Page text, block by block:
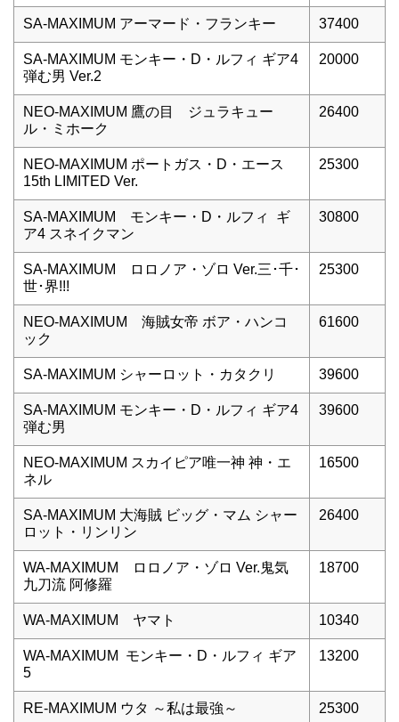
SA-MAXIMUM アーマード・フランキー 37400
SA-MAXIMUM モンキー・D・ルフィ ギア4
弾む男 Ver.2
20000
NEO-MAXIMUM 鷹の目 ジュラキュー
ル・ミホーク
26400
NEO-MAXIMUM ポートガス・D・エース
15th LIMITED Ver.
25300
SA-MAXIMUM モンキー・D・ルフィ ギ
ア4 スネイクマン
30800
SA-MAXIMUM ロロノア・ゾロ Ver.三･千･
世･界!!!
25300
NEO-MAXIMUM 海賊女帝 ボア・ハンコ
ック
61600
SA-MAXIMUM シャーロット・カタクリ 39600
SA-MAXIMUM モンキー・D・ルフィ ギア4
弾む男
39600
NEO-MAXIMUM スカイピア唯一神 神・エ
ネル
16500
SA-MAXIMUM 大海賊 ビッグ・マム シャー
ロット・リンリン
26400
WA-MAXIMUM ロロノア・ゾロ Ver.鬼気
九刀流 阿修羅
18700
WA-MAXIMUM ヤマト 10340
WA-MAXIMUM モンキー・D・ルフィ ギア
5
13200
RE-MAXIMUM ウタ ～私は最強～ 25300